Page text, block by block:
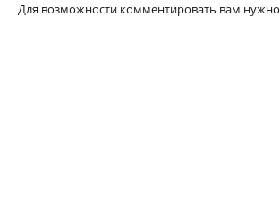
Для возможности комментировать вам нужно